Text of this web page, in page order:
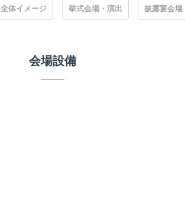
全体イメージ 挙式会場・演出 披露宴会場
会場設備